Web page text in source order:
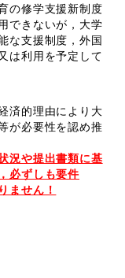
修学支援新制度
できないが，大学
な支援制度，外国
は利用を予定して
的理由により大
が必要性を認め推
況や提出書類に基
必ずしも要件
ません！